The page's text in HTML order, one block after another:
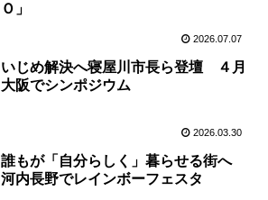
Ｏ」
2026.07.07
いじめ解決へ寝屋川市長ら登壇 ４月
大阪でシンポジウム
2026.03.30
誰もが「自分らしく」暮らせる街へ
河内長野でレインボーフェスタ